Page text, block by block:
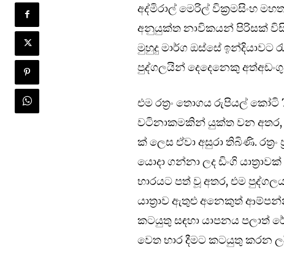
අද්මිරාල් මෙරිල් වික්‍රමසිංහ
අනුයුක්ත නාවිකයන් පිරිසක්
මුහුදු මාර්ග ඔස්සේ ඉන්දියාවට
පුද්ගලයින් දෙදෙනෙකු
එම රත්‍රං තොගය රුපියල් කෝටි
වටිනාකමකින් යුක්ත වන අතර,
ක් ලෙස ඒවා අසුරා තිබිණි. රත්‍රං
යොදා ගන්නා ලද ඩිංගි
භාරයට පත් වූ අතර, එම
යාත්‍රාව ඇතුළු අනෙකුත්
කටයුතු සඳහා යාපනය පලාත්
වෙත භාර දීමට කටයුතු කරන